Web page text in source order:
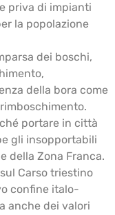
priva di impianti
la popolazione
dei boschi,
della bora come
portare in città
gli insopportabili
della Zona Franca.
Carso triestino
confine italo-
anche dei valori